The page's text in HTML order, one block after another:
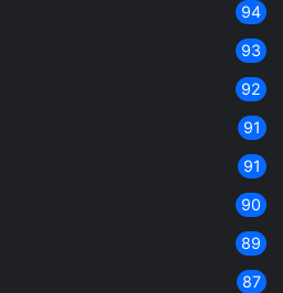
94
93
92
91
91
90
89
87